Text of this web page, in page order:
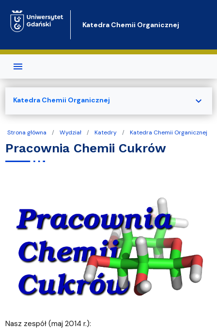
Katedra Chemii Organicznej
Strona główna Wydział Katedry Katedra Chemii Organicznej
Pracownia Chemii Cukrów
Nasz zespół (maj 2014 r.):
Katedra Chemii Organicznej expand_more